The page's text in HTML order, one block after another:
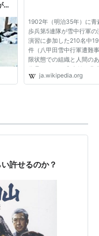
面
1902年（明治35年）に青
歩兵第5連隊が雪中行軍
演習に参加した210名中
件（八甲田雪中行軍遭難
限状態での組織と人間の
作品である。 高倉健、北
路の台詞「天は我々を見
ja.wikipedia.org
許せるのか？